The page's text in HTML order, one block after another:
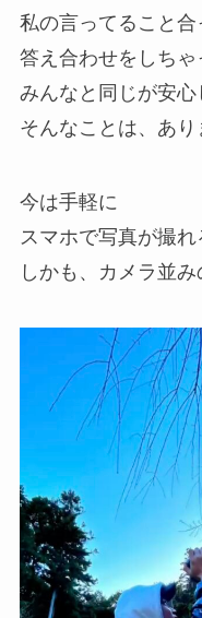
私の言ってること合
答え合わせをしち
みんなと同じが安心
そんなことは、あり
今は手軽に
スマホで写真が撮れ
しかも、カメラ並み